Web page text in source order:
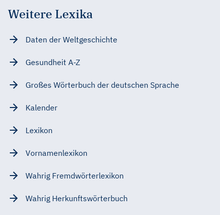
Weitere Lexika
Daten der Weltgeschichte
Gesundheit A-Z
Großes Wörterbuch der deutschen Sprache
Kalender
Lexikon
Vornamenlexikon
Wahrig Fremdwörterlexikon
Wahrig Herkunftswörterbuch